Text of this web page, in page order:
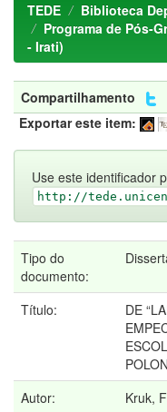
TEDE
Biblioteca
Programa de Pós-
- Irati)
Compartilhamento
Exportar este item:
Use este identificador
http://
Tipo do
documento:
Título:
DE
Autor:
Kruk,